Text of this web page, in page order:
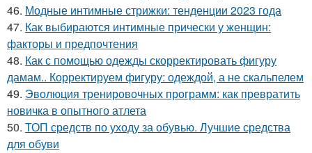
46. Модные интимные стрижки: тенденции 2023 года
47. Как выбираются интимные прически у женщин:
факторы и предпочтения
48. Как с помощью одежды скорректировать фигуру
дамам.. Корректируем фигуру: одеждой, а не скальпелем
49. Эволюция тренировочных программ: как превратить
новичка в опытного атлета
50. ТОП средств по уходу за обувью. Лучшие средства
для обуви